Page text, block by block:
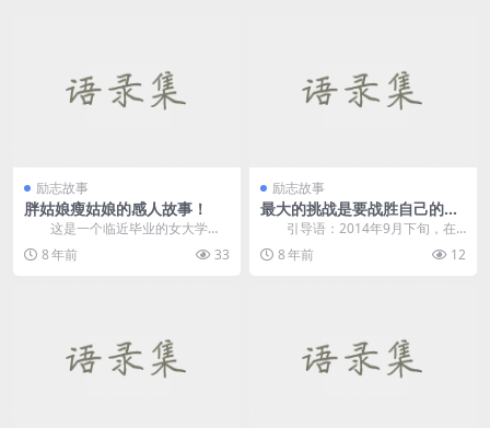
励志故事
胖姑娘瘦姑娘的感人故事！
这是一个临近毕业的女大学生
宿舍，住在里面的六个女生这些日
子一直在外面找工作，...
8 年前 33
励志故事
最大的挑战是要战胜自己的心
引导语：2014年9月下旬，在
韩国仁川市举行的第17届亚运会
上，21岁的中国...
8 年前 12